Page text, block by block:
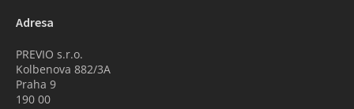
Adresa
PREVIO s.r.o.
Kolbenova 882/3A
Praha 9
190 00